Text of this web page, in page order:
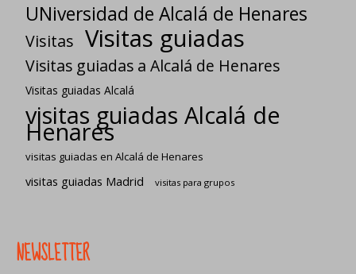
UNiversidad de Alcalá de Henares
Visitas Visitas guiadas
Visitas guiadas a Alcalá de Henares
Visitas guiadas Alcalá
visitas guiadas Alcalá de
Henares
visitas guiadas en Alcalá de Henares
visitas guiadas Madrid visitas para grupos
NEWSLETTER